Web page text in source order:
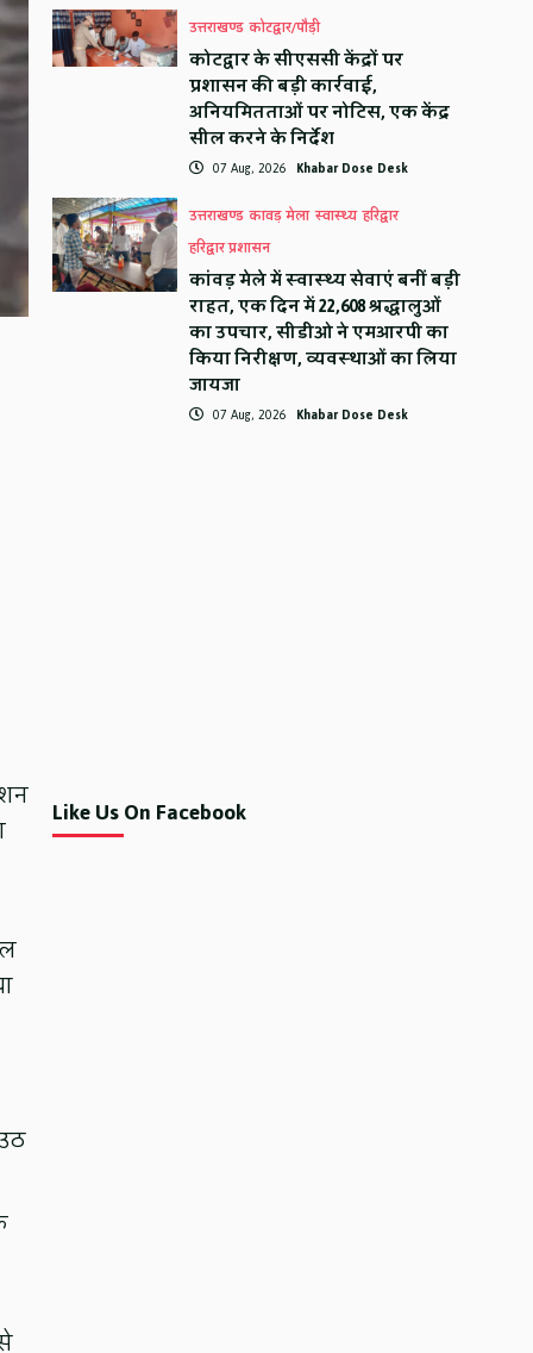
उत्तराखण्ड कोटद्वार/पौड़ी
कोटद्वार के सीएससी केंद्रों पर
प्रशासन की बड़ी कार्रवाई,
अनियमितताओं पर नोटिस, एक केंद्र
सील करने के निर्देश
07 Aug, 2026 Khabar Dose Desk
उत्तराखण्ड कावड़ मेला स्वास्थ्य हरिद्वार
हरिद्वार प्रशासन
कांवड़ मेले में स्वास्थ्य सेवाएं बनीं बड़ी
राहत, एक दिन में 22,608 श्रद्धालुओं
का उपचार, सीडीओ ने एमआरपी का
किया निरीक्षण, व्यवस्थाओं का लिया
जायजा
07 Aug, 2026 Khabar Dose Desk
Like Us On Facebook